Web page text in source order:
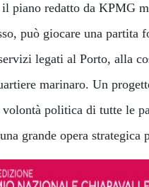
piano redatto da KPMG
può giocare una partita
legati al Porto, alla
marinaro. Un
volontà politica di tutte le
grande opera